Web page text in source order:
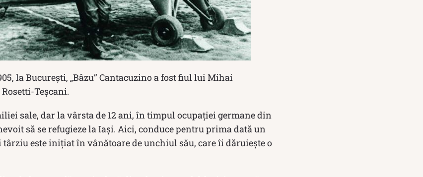
la Bucureşti, „Bâzu” Cantacuzino a fost fiul lui Mihai
Teşcani.
sale, dar la vârsta de 12 ani, în timpul ocupaţiei germane din
nevoit să se refugieze la Iași. Aici, conduce pentru prima dată un
este iniţiat în vânătoare de unchiul său, care îi dăruieşte o